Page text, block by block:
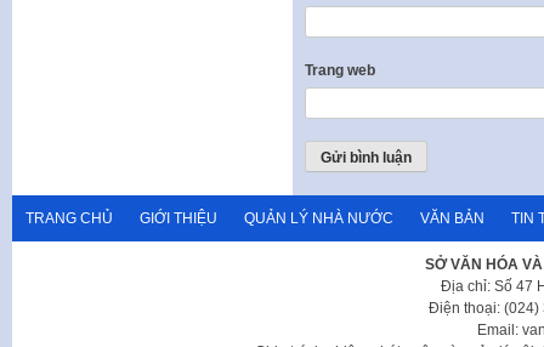
Trang web
TRANG CHỦ GIỚI THIỆU QUẢN LÝ NHÀ NƯỚC VĂN BẢN TIN
SỞ VĂN HÓA
Địa chỉ: Số 47
Điện thoại: (024)
Email: